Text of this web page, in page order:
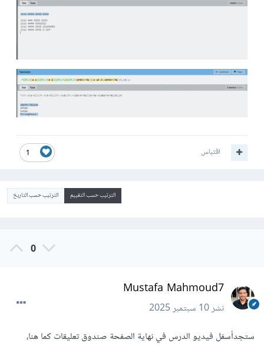
1 اقتباس
الترتيب حسب التقييم الترتيب حسب التاريخ
0
Mustafa Mahmoud7
نشر10 سبتمبر 2025
ستجدأسفل فيديو الدرس في نهاية الصفحة صندوق تعليقات كما هنا،